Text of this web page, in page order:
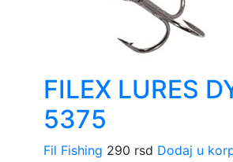
FILEX LURES
5375
Fil Fishing 290 rsd Dodaj u